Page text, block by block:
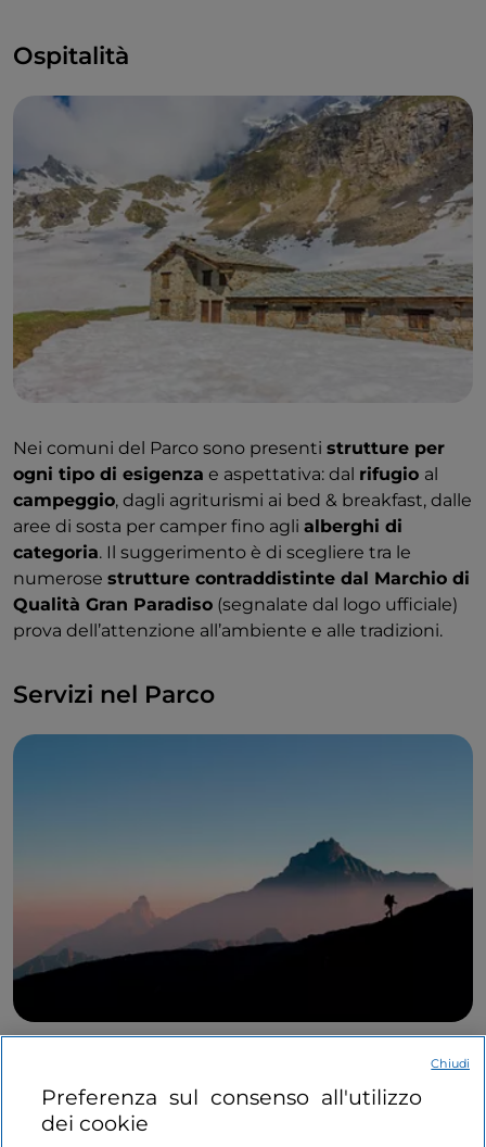
Ospitalità
Nei comuni del Parco sono presenti strutture per
ogni tipo di esigenza e aspettativa: dal rifugio al
campeggio, dagli agriturismi ai bed & breakfast, dalle
aree di sosta per camper fino agli alberghi di
categoria. Il suggerimento è di scegliere tra le
numerose strutture contraddistinte dal Marchio di
Qualità Gran Paradiso (segnalate dal logo ufficiale)
prova dell’attenzione all’ambiente e alle tradizioni.
Servizi nel Parco
Grazie ad un aggiornatissimo sistema di ricerca
online, si può prenotare la figura professionale più
Preferenza sul consenso all'utilizzo
dei cookie
Chiudi